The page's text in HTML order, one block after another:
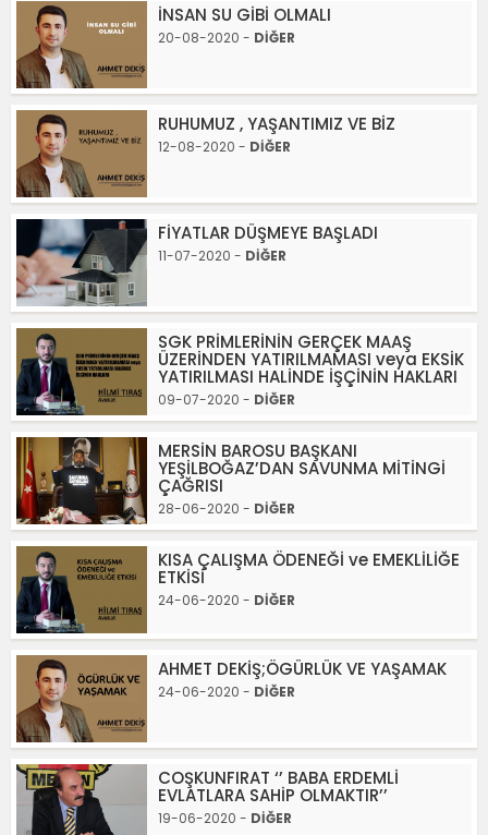
İNSAN SU GİBİ OLMALI
20-08-2020 - DİĞER
RUHUMUZ , YAŞANTIMIZ VE BİZ
12-08-2020 - DİĞER
FİYATLAR DÜŞMEYE BAŞLADI
11-07-2020 - DİĞER
SGK PRİMLERİNİN GERÇEK MAAŞ
ÜZERİNDEN YATIRILMAMASI veya EKSİK
YATIRILMASI HALİNDE İŞÇİNİN HAKLARI
09-07-2020 - DİĞER
MERSİN BAROSU BAŞKANI
YEŞİLBOĞAZ’DAN SAVUNMA MİTİNGİ
ÇAĞRISI
28-06-2020 - DİĞER
KISA ÇALIŞMA ÖDENEĞİ ve EMEKLİLİĞE
ETKİSİ
24-06-2020 - DİĞER
AHMET DEKİŞ;ÖGÜRLÜK VE YAŞAMAK
24-06-2020 - DİĞER
COŞKUNFIRAT ‘’ BABA ERDEMLİ
EVLATLARA SAHİP OLMAKTIR’’
19-06-2020 - DİĞER